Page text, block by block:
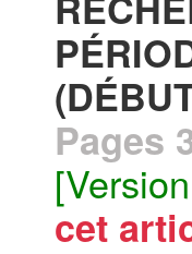
Pages
cet